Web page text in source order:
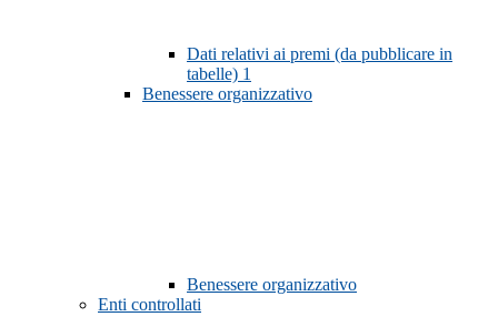
Dati relativi ai premi (da pubblicare in
tabelle) 1
Benessere organizzativo
Benessere organizzativo
Enti controllati